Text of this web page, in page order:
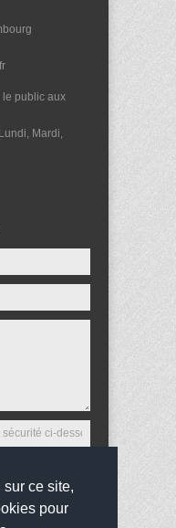
ce site,
pour
le public aux
Mardi,